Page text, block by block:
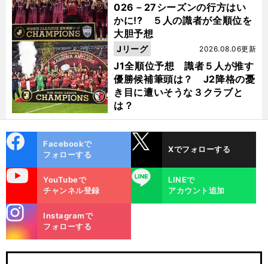
026－27シーズンの行方はい
かに!? ５人の識者が全順位を
大胆予想
J1全順位予想 識者５人が推す
優勝候補筆頭は？ J2降格の憂
き目に遭いそうな３クラブと
は？
2026.08.06更新
Jリーグ
ok
Facebookで
フォローする
Xでフォローする
YouTubeで
チャンネル登録
LINE
LINEで
アカウント追加
m
Instagramで
フォローする